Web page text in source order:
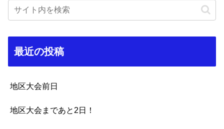
最近の投稿
地区大会前日
地区大会まであと2日！